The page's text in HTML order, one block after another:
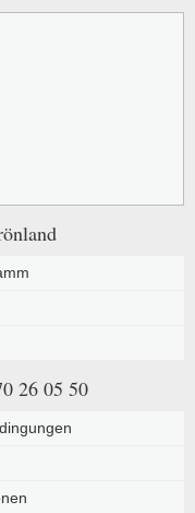
26 05 50